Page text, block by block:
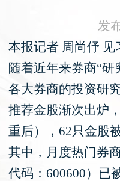
发
本报记者 周尚伃 见
随着近年来券商“
各大券商的投资研
推荐金股渐次出炉
重后），62只金股
其中，月度热门券
代码：600600）已